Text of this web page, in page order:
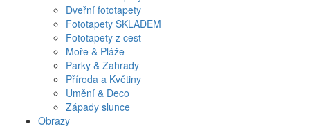
Dveřní fototapety
Fototapety SKLADEM
Fototapety z cest
Moře & Pláže
Parky & Zahrady
Příroda a Květiny
Umění & Deco
Západy slunce
Obrazy